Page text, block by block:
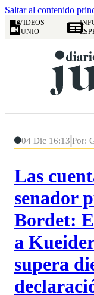
Saltar al contenido
VIDEOS
JUNIO
04 Dic 16:13 Por:
Las
senador
Bordet:
a
supera